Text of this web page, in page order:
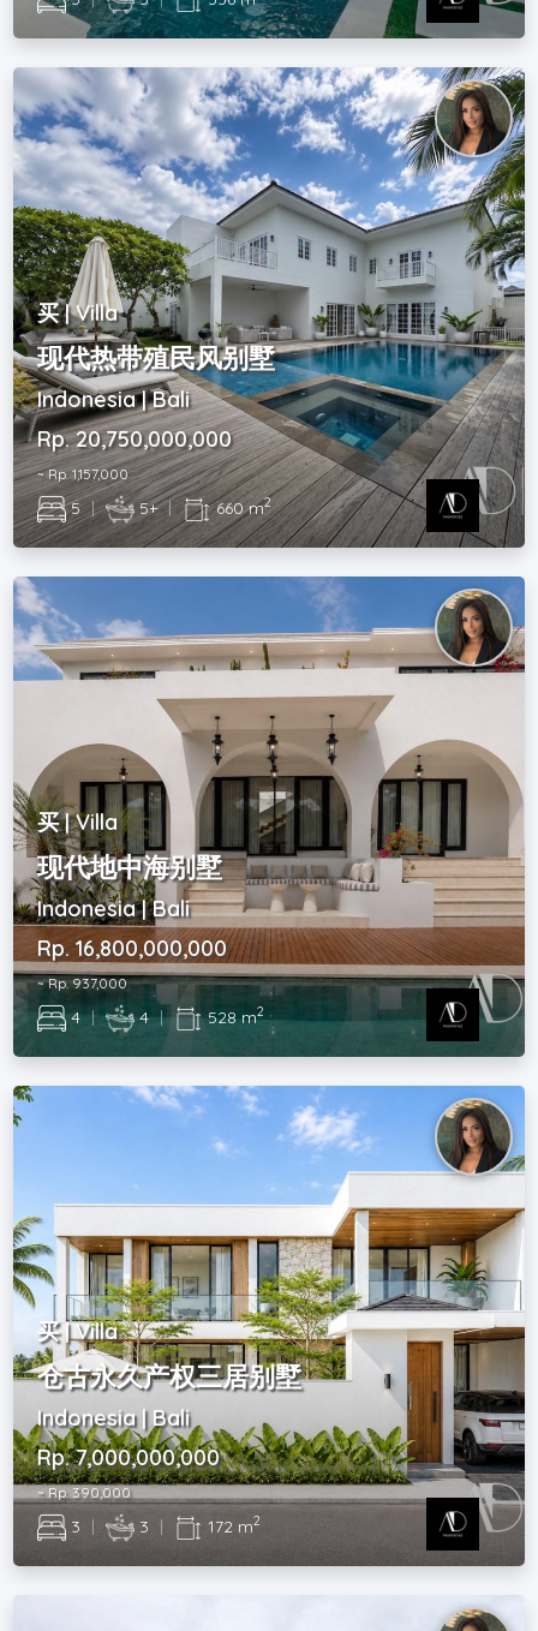
买 | Villa
现代热带殖民风别墅
Indonesia | Bali
Rp. 20,750,000,000
~ Rp. 1,157,000
5 | 5+ | 660 m2
买 | Villa
现代地中海别墅
Indonesia | Bali
Rp. 16,800,000,000
~ Rp. 937,000
4 | 4 | 528 m2
买 | Villa
仓古永久产权三居别墅
Indonesia | Bali
Rp. 7,000,000,000
~ Rp. 390,000
3 | 3 | 172 m2